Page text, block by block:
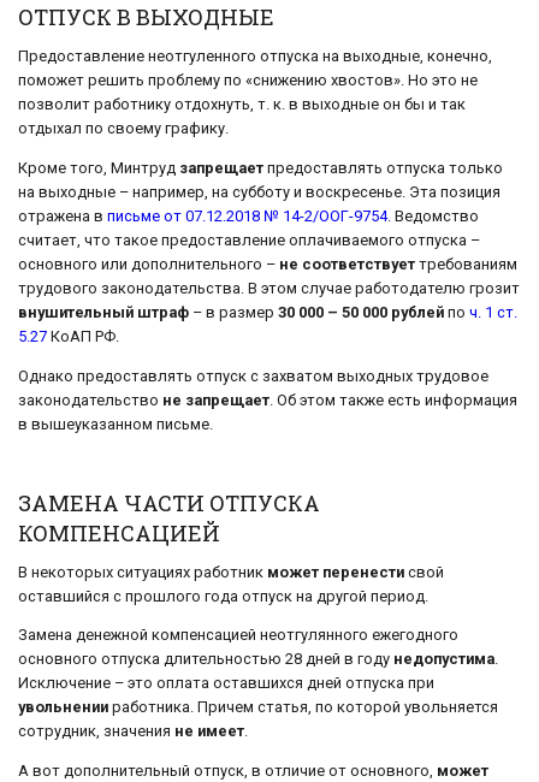
ОТПУСК В ВЫХОДНЫЕ
Предоставление неотгуленного отпуска на выходные, конечно,
поможет решить проблему по «снижению хвостов». Но это не
позволит работнику отдохнуть, т. к. в выходные он бы и так
отдыхал по своему графику.
Кроме того, Минтруд запрещает предоставлять отпуска только
на выходные – например, на субботу и воскресенье. Эта позиция
отражена в письме от 07.12.2018 № 14-2/ООГ-9754. Ведомство
считает, что такое предоставление оплачиваемого отпуска –
основного или дополнительного – не соответствует требованиям
трудового законодательства. В этом случае работодателю грозит
внушительный штраф – в размер 30 000 – 50 000 рублей по ч. 1 ст.
5.27 КоАП РФ.
Однако предоставлять отпуск с захватом выходных трудовое
законодательство не запрещает . Об этом также есть информация
в вышеуказанном письме.
ЗАМЕНА ЧАСТИ ОТПУСКА
КОМПЕНСАЦИЕЙ
В некоторых ситуациях работник может перенести свой
оставшийся с прошлого года отпуск на другой период.
Замена денежной компенсацией неотгулянного ежегодного
основного отпуска длительностью 28 дней в году недопустима.
Исключение – это оплата оставшихся дней отпуска при
увольнении работника. Причем статья, по которой увольняется
сотрудник, значения не имеет.
А вот дополнительный отпуск, в отличие от основного, может